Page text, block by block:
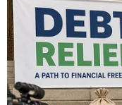
bằng sông Cửu
7.000 ha với sản
hình sản xuất
với tháng trước.
Diện tích và sản